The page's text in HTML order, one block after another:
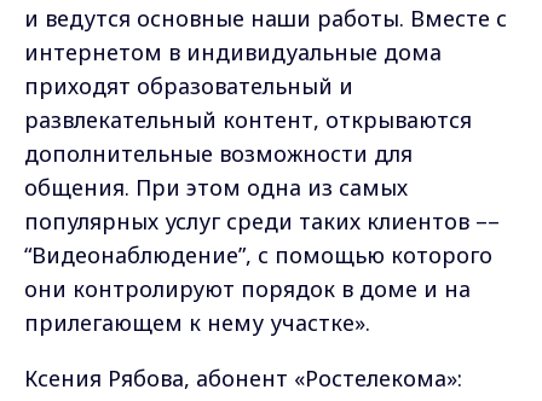
и ведутся основные наши работы. Вместе с
интернетом в индивидуальные дома
приходят образовательный и
развлекательный контент, открываются
дополнительные возможности для
общения. При этом одна из самых
популярных услуг среди таких клиентов ––
“Видеонаблюдение”, с помощью которого
они контролируют порядок в доме и на
прилегающем к нему участке».
Ксения Рябова, абонент «Ростелекома»: